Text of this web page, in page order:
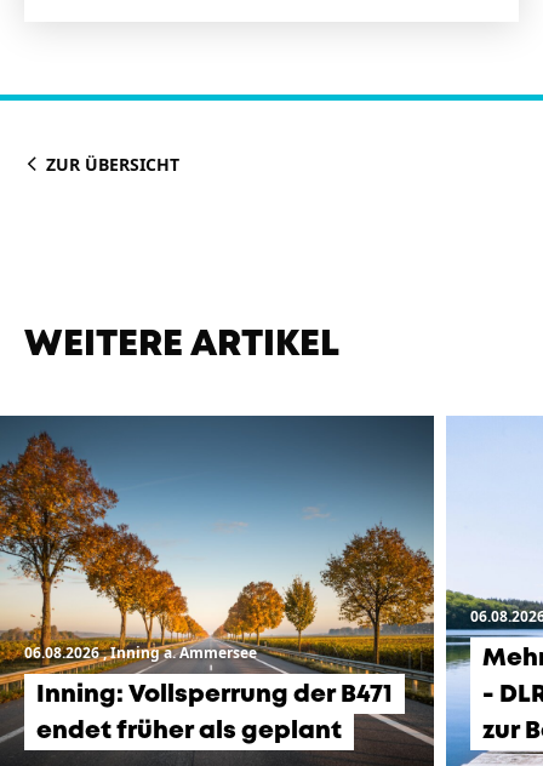
ZUR ÜBERSICHT
WEITERE ARTIKEL
06.08.2026, Inning a. Ammersee
Inning: Vollsperrung der B471
endet früher als geplant
-
zur